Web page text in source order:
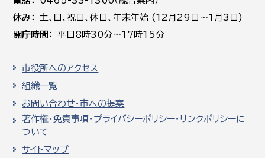
休み
土､日､祝日、休日、年末年始 (12月29日～1月3日)
開庁時間
平日8時30分～17時15分
市役所へのアクセス
組織一覧
お問い合わせ・市への提案
著作権・免責事項・プライバシーポリシー・リンクポリシーに
ついて
サイトマップ